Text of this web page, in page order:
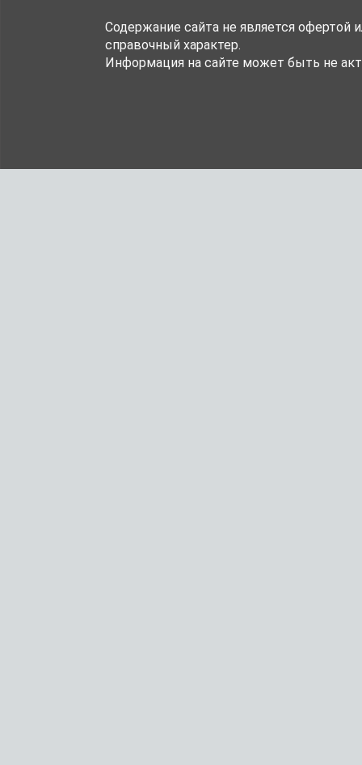
Содержание сайта не является
справочный характер.
Информация на сайте может быть не